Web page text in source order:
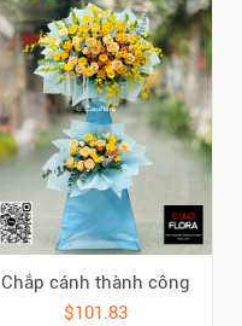
Chắp cánh thành công
$101.83